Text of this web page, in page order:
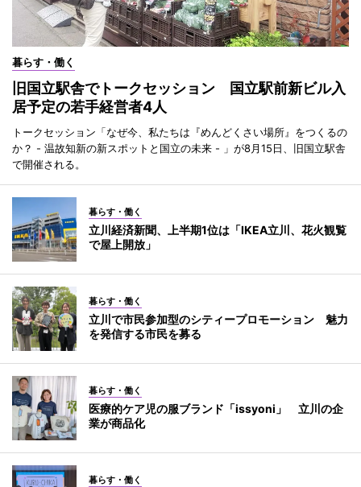
暮らす・働く
旧国立駅舎でトークセッション 国立駅前新ビル入
居予定の若手経営者4人
トークセッション「なぜ今、私たちは『めんどくさい場所』をつくるの
か？ - 温故知新の新スポットと国立の未来 - 」が8月15日、旧国立駅舎
で開催される。
暮らす・働く
立川経済新聞、上半期1位は「IKEA立川、花火観覧
で屋上開放」
暮らす・働く
立川で市民参加型のシティープロモーション 魅力
を発信する市民を募る
暮らす・働く
医療的ケア児の服ブランド「issyoni」 立川の企
業が商品化
暮らす・働く